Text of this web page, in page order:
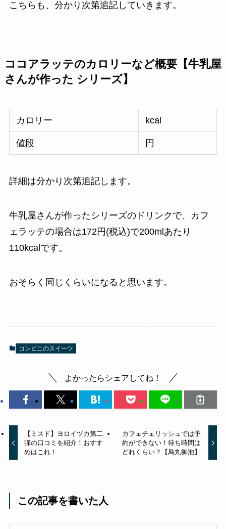
こちらも、分かり次第追記していきます。
ココアラッテのカロリーなど概要【牛乳屋
さんが作った シリーズ】
カロリー kcal
値段 円
詳細は分かり次第追記します。
牛乳屋さんが作ったシリーズのドリンクで、カフ
ェラッテの場合は172円(税込)で200mlあたり
110kcalです。
おそらく同じくらいになると思います。
コンビニのスイーツ
よかったらシェアしてね！
【ミスド】ヨロイヅカ第二
弾の口コミを紹介！おすす
めはこれ！
カフェチェリッシュでは予
約ができない！待ち時間は
どれくらい？【烏丸御池】
この記事を書いた人